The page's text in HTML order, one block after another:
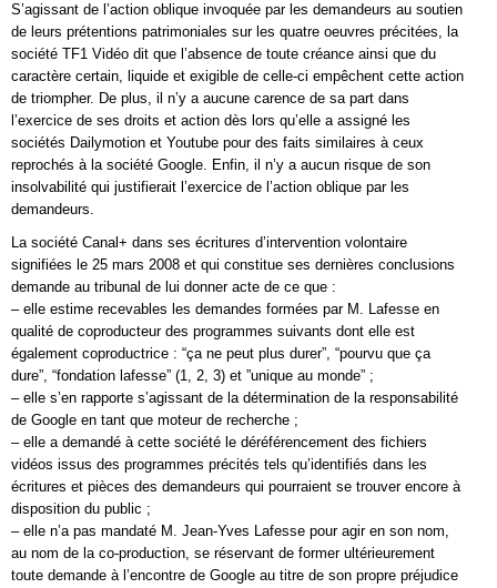
S’agissant de l’action oblique invoquée par les demandeurs au soutien
de leurs prétentions patrimoniales sur les quatre oeuvres précitées, la
société TF1 Vidéo dit que l’absence de toute créance ainsi que du
caractère certain, liquide et exigible de celle-ci empêchent cette action
de triompher. De plus, il n’y a aucune carence de sa part dans
l’exercice de ses droits et action dès lors qu’elle a assigné les
sociétés Dailymotion et Youtube pour des faits similaires à ceux
reprochés à la société Google. Enfin, il n’y a aucun risque de son
insolvabilité qui justifierait l’exercice de l’action oblique par les
demandeurs.
La société Canal+ dans ses écritures d’intervention volontaire
signifiées le 25 mars 2008 et qui constitue ses dernières conclusions
demande au tribunal de lui donner acte de ce que :
– elle estime recevables les demandes formées par M. Lafesse en
qualité de coproducteur des programmes suivants dont elle est
également coproductrice : “ça ne peut plus durer”, “pourvu que ça
dure”, “fondation lafesse” (1, 2, 3) et ”unique au monde” ;
– elle s’en rapporte s’agissant de la détermination de la responsabilité
de Google en tant que moteur de recherche ;
– elle a demandé à cette société le déréférencement des fichiers
vidéos issus des programmes précités tels qu’identifiés dans les
écritures et pièces des demandeurs qui pourraient se trouver encore à
disposition du public ;
– elle n’a pas mandaté M. Jean-Yves Lafesse pour agir en son nom,
au nom de la co-production, se réservant de former ultérieurement
toute demande à l’encontre de Google au titre de son propre préjudice